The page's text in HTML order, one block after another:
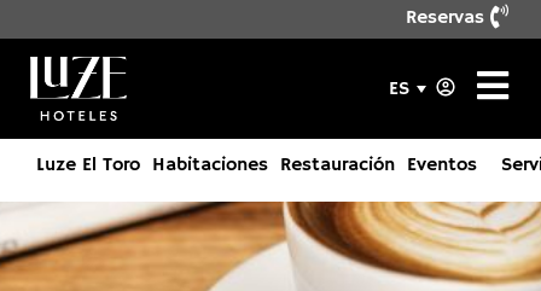
Reservas
ES
Luze El Toro Habitaciones Restauración Eventos